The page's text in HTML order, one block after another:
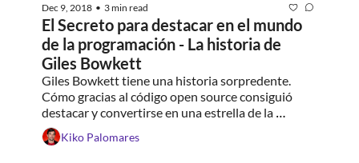
Dec 9, 2018 • 3 min read
El Secreto para destacar en el mundo
de la programación - La historia de
Giles Bowkett
Giles Bowkett tiene una historia sorpredente.
Cómo gracias al código open source consiguió
destacar y convertirse en una estrella de la
programación
Kiko Palomares